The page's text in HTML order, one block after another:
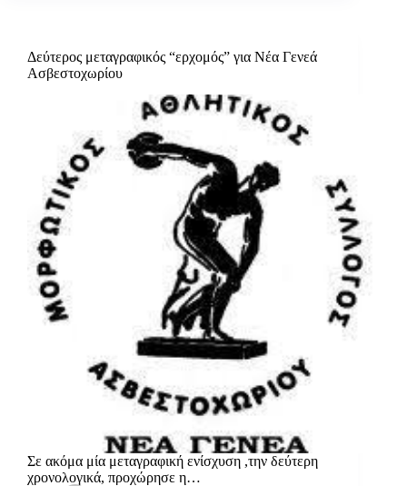
Δεύτερος μεταγραφικός “ερχομός” για Νέα Γενεά
Ασβεστοχωρίου
Σε ακόμα μία μεταγραφική ενίσχυση ,την δεύτερη
χρονολογικά, προχώρησε η…